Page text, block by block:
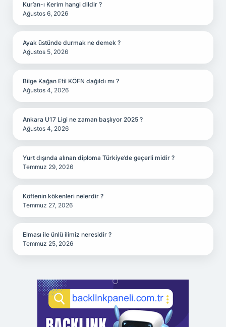
Kur’an-ı Kerim hangi dildir ?
Ağustos 6, 2026
Ayak üstünde durmak ne demek ?
Ağustos 5, 2026
Bilge Kağan Etil KÖFN dağıldı mı ?
Ağustos 4, 2026
Ankara U17 Ligi ne zaman başlıyor 2025 ?
Ağustos 4, 2026
Yurt dışında alınan diploma Türkiye’de geçerli midir ?
Temmuz 29, 2026
Köftenin kökenleri nelerdir ?
Temmuz 27, 2026
Elması ile ünlü ilimiz neresidir ?
Temmuz 25, 2026